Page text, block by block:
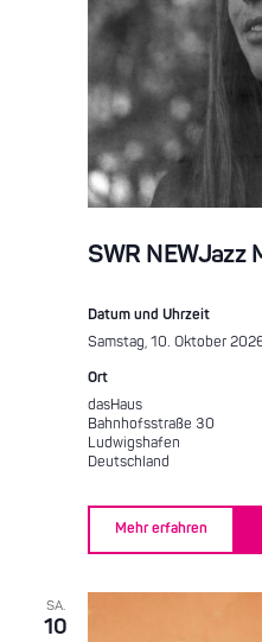
SWR NEWJazz
Datum und Uhrzeit
Samstag, 10. Oktober
Ort
dasHaus
Bahnhofsstraße 30
Ludwigshafen
Deutschland
Mehr erfahren
SA.
10